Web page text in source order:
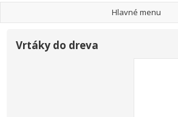
Hlavné menu
Vrtáky do dreva